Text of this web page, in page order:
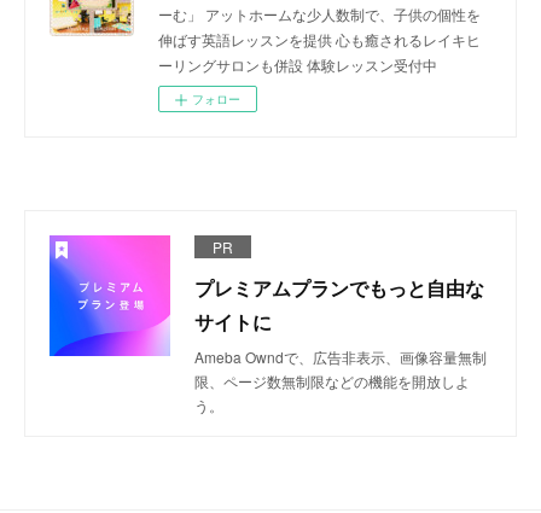
ーむ」 アットホームな少人数制で、子供の個性を
伸ばす英語レッスンを提供 心も癒されるレイキヒ
ーリングサロンも併設 体験レッスン受付中
フォロー
PR
プレミアムプランでもっと自由な
サイトに
Ameba Owndで、広告非表示、画像容量無制
限、ページ数無制限などの機能を開放しよ
う。